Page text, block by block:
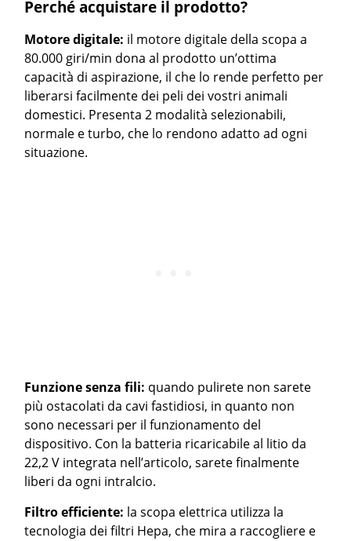
Perché acquistare il prodotto?
Motore digitale: il motore digitale della scopa a
80.000 giri/min dona al prodotto un’ottima
capacità di aspirazione, il che lo rende perfetto per
liberarsi facilmente dei peli dei vostri animali
domestici. Presenta 2 modalità selezionabili,
normale e turbo, che lo rendono adatto ad ogni
situazione.
Funzione senza fili: quando pulirete non sarete
più ostacolati da cavi fastidiosi, in quanto non
sono necessari per il funzionamento del
dispositivo. Con la batteria ricaricabile al litio da
22,2 V integrata nell’articolo, sarete finalmente
liberi da ogni intralcio.
Filtro efficiente: la scopa elettrica utilizza la
tecnologia dei filtri Hepa, che mira a raccogliere e